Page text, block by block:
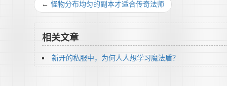
←怪物分布均匀的副本才适合传奇法师
相关文章
新开的私服中，为何人人想学习魔法盾？